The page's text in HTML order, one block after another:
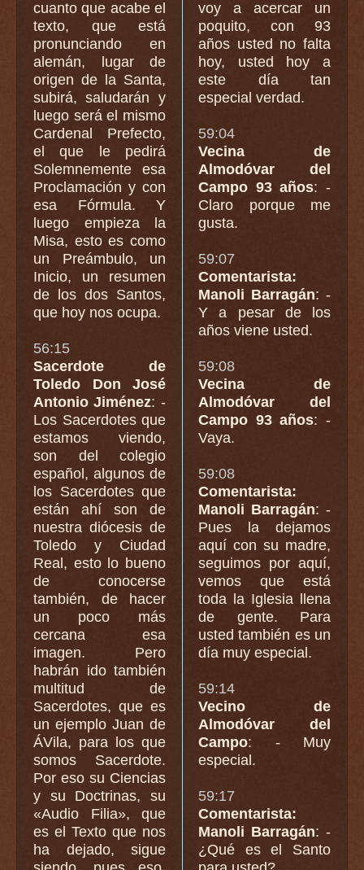
cuanto que acabe el
texto, que está
pronunciando en
alemán, lugar de
origen de la Santa,
subirá, saludarán y
luego será el mismo
Cardenal Prefecto,
el que le pedirá
Solemnemente esa
Proclamación y con
esa Fórmula. Y
luego empieza la
Misa, esto es como
un Preámbulo, un
Inicio, un resumen
de los dos Santos,
que hoy nos ocupa.
56:15
Sacerdote de
Toledo Don José
Antonio Jiménez: -
Los Sacerdotes que
estamos viendo,
son del colegio
español, algunos de
los Sacerdotes que
están ahí son de
nuestra diócesis de
Toledo y Ciudad
Real, esto lo bueno
de conocerse
también, de hacer
un poco más
cercana esa
imagen. Pero
habrán ido también
multitud de
Sacerdotes, que es
un ejemplo Juan de
ÁVila, para los que
somos Sacerdote.
Por eso su Ciencias
y su Doctrinas, su
«Audio Filia», que
es el Texto que nos
ha dejado, sigue
voy a acercar un
poquito, con 93
años usted no falta
hoy, usted hoy a
este día tan
especial verdad.
59:04
Vecina de
Almodóvar del
Campo 93 años: -
Claro porque me
gusta.
59:07
Comentarista:
Manoli Barragán: -
Y a pesar de los
años viene usted.
59:08
Vecina de
Almodóvar del
Campo 93 años: -
Vaya.
59:08
Comentarista:
Manoli Barragán: -
Pues la dejamos
aquí con su madre,
seguimos por aquí,
vemos que está
toda la Iglesia llena
de gente. Para
usted también es un
día muy especial.
59:14
Vecino de
Almodóvar del
Campo: - Muy
especial.
59:17
Comentarista:
Manoli Barragán: -
¿Qué es el Santo